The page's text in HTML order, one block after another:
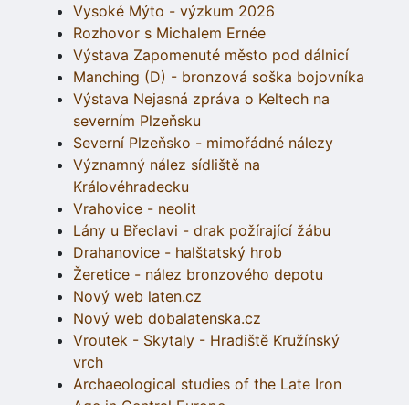
Vysoké Mýto - výzkum 2026
Rozhovor s Michalem Ernée
Výstava Zapomenuté město pod dálnicí
Manching (D) - bronzová soška bojovníka
Výstava Nejasná zpráva o Keltech na
severním Plzeňsku
Severní Plzeňsko - mimořádné nálezy
Významný nález sídliště na
Královéhradecku
Vrahovice - neolit
Lány u Břeclavi - drak požírající žábu
Drahanovice - halštatský hrob
Žeretice - nález bronzového depotu
Nový web laten.cz
Nový web dobalatenska.cz
Vroutek - Skytaly - Hradiště Kružínský
vrch
Archaeological studies of the Late Iron